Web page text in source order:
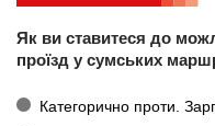
Як ви ставитеся до
проїзд у сумських
Категорично проти.